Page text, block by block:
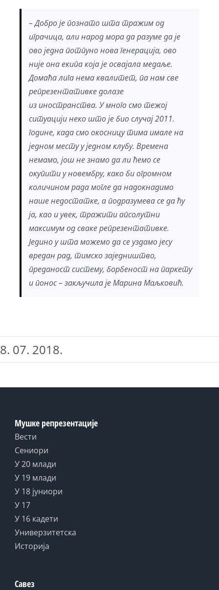
– Добро је познато шта тражим од
играчица, али народ мора да разуме да је
ово једна потпуно нова генерација, ово
није она екипа која је освајала медаље.
Домаћа лига нема квалитет, па нам све
репрезентативке долазе
из иностранства. У много смо тежој
ситуацији неко што је био случај 2011.
године, када смо окосницу тима имале на
једном месту у једном клубу. Времена
немамо, још не знамо да ли ћемо се
окупити у новембру, како би огромном
количином рада могле да надокнадимо
наше недостатке, а подразумева се да ћу
ја, као и увек, тражити апсолутни
максимум од сваке репрезентативке.
Једино у шта можемо да се уздамо јесу
вредан рад, тимско заједништво,
преданост систему, борбеност на паркету
и понос – закључила је Марина Маљковић.
8. 07. 2018.
Мушке репрезентације
Вести
Сениори
У 20 млади
У 19 млади
У 18 јуниори
У 17
У 16 кадети
Универзитетска
Историја
Савез